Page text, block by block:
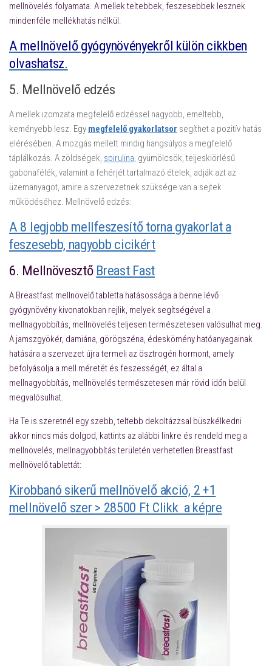
mellnövelés folyamata. A mellek teltebbek, feszesebbek lesznek
mindenféle mellékhatás nélkül.
A mellnövelő gyógynövényekről külön cikkben
olvashatsz.
5. Mellnövelő edzés
A mellek izomzata megfelelő edzéssel nagyobb, emeltebb,
keményebb lesz. Egy megfelelő gyakorlatsor segíthet a pozitív hatás
elérésében. A mozgás mellett mindig hangsúlyos a megfelelő
táplálkozás. A zöldségek, spirulina, gyümölcsök, teljeskiörlésű
gabonafélék, valamint a fehérjét tartalmazó ételek, adják azt az
üzemanyagot, amire a szervezetnek szüksége van a sejtek
működéséhez. Mellnövelő edzés:
A 8 legjobb mellfeszesítő torna gyakorlat a
feszesebb, nagyobb cicikért
6. Mellnövesztő Breast Fast
A Breastfast mellnövelő tabletta hatásossága a benne lévő
gyógynövény kivonatokban rejlik, melyek segítségével a
mellnagyobbítás, mellnövelés teljesen természetesen valósulhat meg.
A jamszgyökér, damiána, görögszéna, édeskömény hatóanyagainak
hatására a szervezet újra termeli az ösztrogén hormont, amely
befolyásolja a mell méretét és feszességét, ez által a
mellnagyobbítás, mellnövelés természetesen már rövid időn belül
megvalósulhat.
Ha Te is szeretnél egy szebb, teltebb dekoltázzsal büszkélkedni
akkor nincs más dolgod, kattints az alábbi linkre és rendeld meg a
mellnövelés, mellnagyobbítás területén verhetetlen Breastfast
mellnövelő tablettát:
Kirobbanó sikerű mellnövelő akció, 2 +1
mellnövelő szer > 28500 Ft Clikk a képre